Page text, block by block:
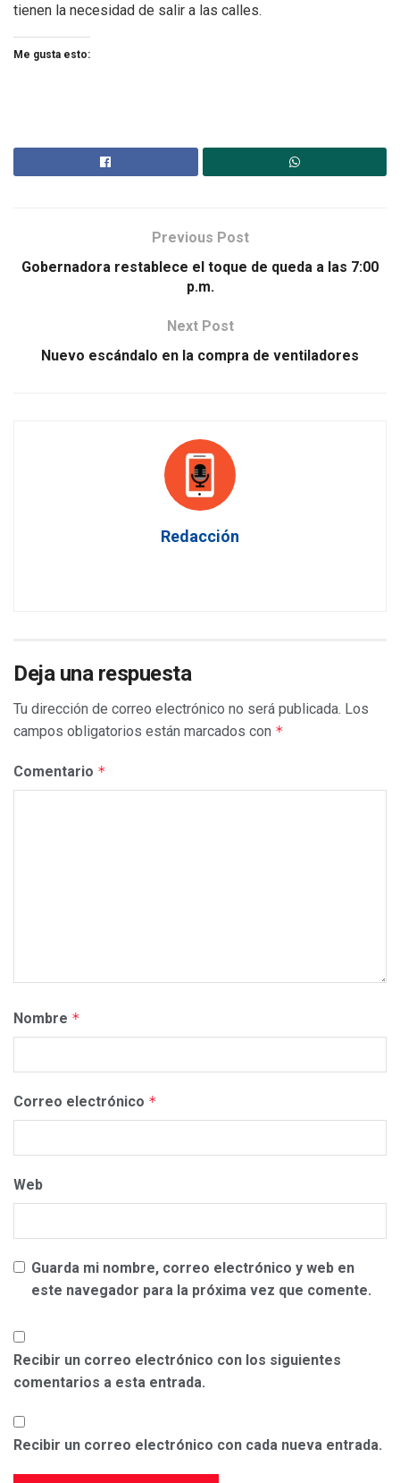
tienen la necesidad de salir a las calles.
Me gusta esto:
Previous Post
Gobernadora restablece el toque de queda a las 7:00
p.m.
Next Post
Nuevo escándalo en la compra de ventiladores
Redacción
Deja una respuesta
Tu dirección de correo electrónico no será publicada. Los
campos obligatorios están marcados con *
Comentario *
Nombre *
Correo electrónico *
Web
Guarda mi nombre, correo electrónico y web en
este navegador para la próxima vez que comente.
Recibir un correo electrónico con los siguientes
comentarios a esta entrada.
Recibir un correo electrónico con cada nueva entrada.